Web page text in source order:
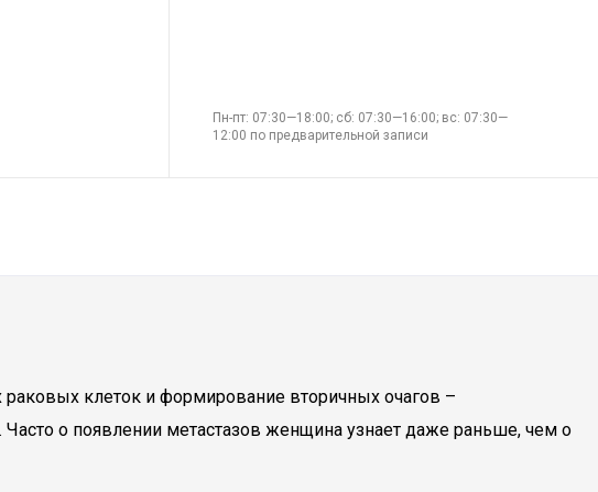
Пн-пт: 07:30—18:00; сб: 07:30—16:00; вс: 07:30—
12:00 по предварительной записи
клеток и формирование вторичных очагов –
Часто о появлении метастазов женщина узнает даже раньше, чем о